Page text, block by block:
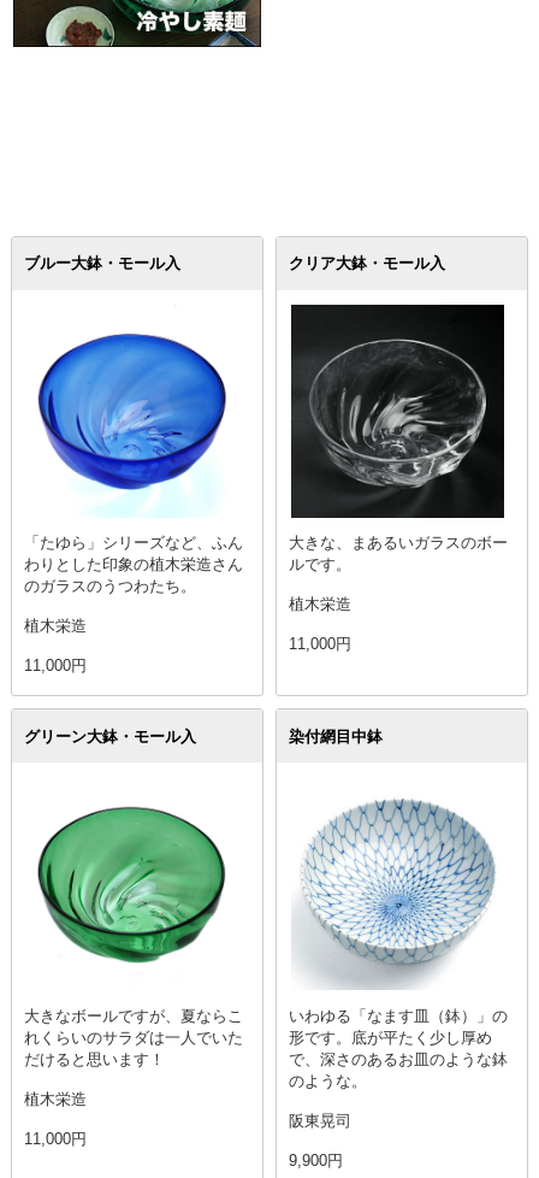
ブルー大鉢・モール入
「たゆら」シリーズなど、ふん
わりとした印象の植木栄造さん
のガラスのうつわたち。
植木栄造
11,000円
クリア大鉢・モール入
大きな、まあるいガラスのボー
ルです。
植木栄造
11,000円
グリーン大鉢・モール入
大きなボールですが、夏ならこ
れくらいのサラダは一人でいた
だけると思います！
植木栄造
11,000円
染付網目中鉢
いわゆる「なます皿（鉢）」の
形です。底が平たく少し厚め
で、深さのあるお皿のような鉢
のような。
阪東晃司
9,900円